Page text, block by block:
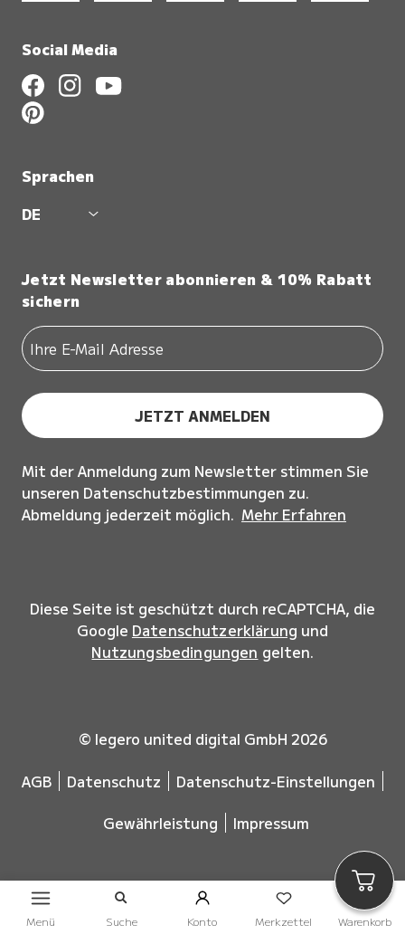
Menü Suche Konto Merkzettel Warenkorb
Social Media
Sprachen
DE
Jetzt Newsletter abonnieren & 10% Rabatt
sichern
JETZT ANMELDEN
Mit der Anmeldung zum Newsletter stimmen Sie
unseren Datenschutzbestimmungen zu.
Abmeldung jederzeit möglich. Mehr Erfahren
© legero united digital GmbH 2026
AGB
Datenschutz
Datenschutz-Einstellungen
Gewährleistung
Impressum
Diese Seite ist geschützt durch reCAPTCHA, die
Google Datenschutzerklärung und
Nutzungsbedingungen gelten.